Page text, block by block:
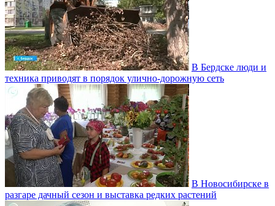
В Бердске люди и
техника приводят в порядок улично‑дорожную сеть
В Новосибирске в
разгаре дачный сезон и выставка редких растений